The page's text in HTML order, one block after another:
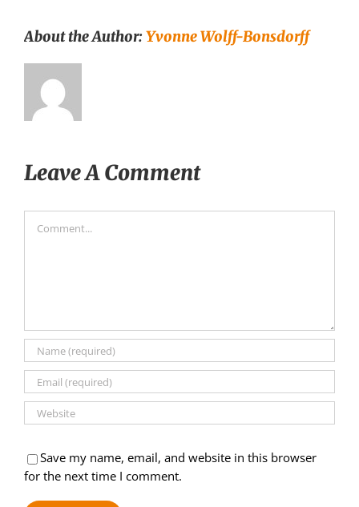
About the Author:Yvonne Wolff-Bonsdorff
Leave A Comment
Save my name, email, and website in this browser
for the next time I comment.